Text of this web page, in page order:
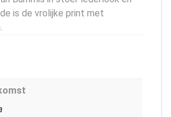
is de vrolijke print met